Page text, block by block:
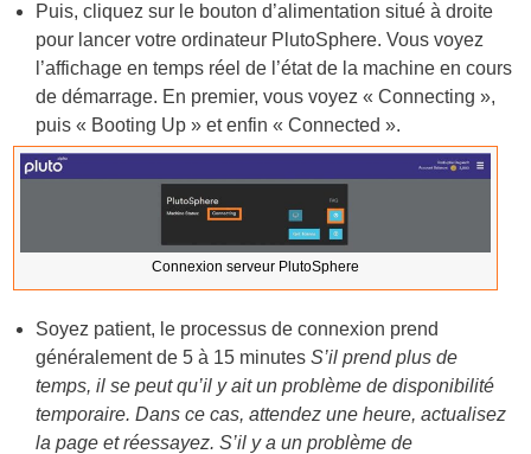
Puis, cliquez sur le bouton d’alimentation situé à droite
pour lancer votre ordinateur PlutoSphere. Vous voyez
l’affichage en temps réel de l’état de la machine en cours
de démarrage. En premier, vous voyez « Connecting »,
puis « Booting Up » et enfin « Connected ».
Connexion serveur PlutoSphere
Soyez patient, le processus de connexion prend
généralement de 5 à 15 minutesS’il prend plus de
temps, il se peut qu’il y ait un problème de disponibilité
temporaire. Dans ce cas, attendez une heure, actualisez
la page et réessayez. S’il y a un problème de